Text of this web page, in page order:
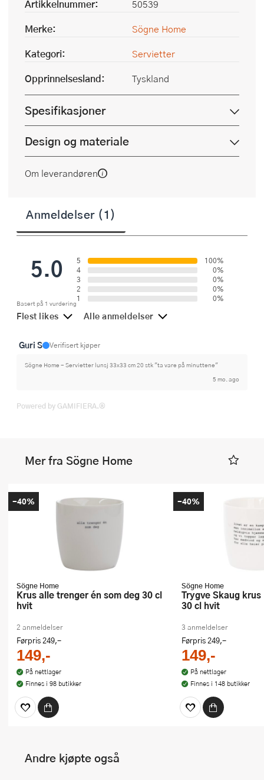
Artikkelnummer:
50539
Merke:
Sögne Home
Kategori:
Servietter
Opprinnelsesland:
Tyskland
Spesifikasjoner
Design og materiale
Om leverandøren
Anmeldelser (1)
5.0
Basert på 1 vurdering
5
100%
4
0%
3
0%
2
0%
1
0%
Flest likes Alle anmeldelser
Guri S Verifisert kjøper
Sögne Home - Servietter lunsj 33x33 cm 20 stk "ta vare på minuttene"
5 mo. ago
Powered by GAMIFIERA.®
Mer fra Sögne Home
Sögne Home
Krus alle trenger én som deg 30 cl
hvit
2 anmeldelser
Førpris249,-
149,-
På nettlager
Finnes i 98 butikker
-40%
Sögne Home
Trygve Skaug krus hjemmekamp
30 cl hvit
3 anmeldelser
Førpris249,-
149,-
På nettlager
Finnes i 148 butikker
-40%
Andre kjøpte også